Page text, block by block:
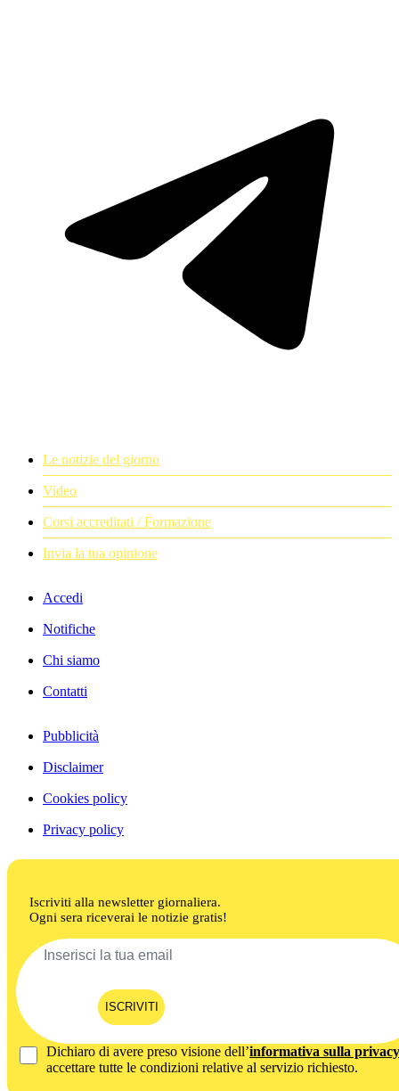
Le notizie del giorno
Video
Corsi accreditati / Formazione
Invia la tua opinione
Accedi
Notifiche
Chi siamo
Contatti
Pubblicità
Disclaimer
Cookies policy
Privacy policy
Iscriviti alla newsletter giornaliera.
Ogni sera riceverai le notizie gratis!
ISCRIVITI
Dichiaro di avere preso visione dell’informativa sulla privacy
accettare tutte le condizioni relative al servizio richiesto.